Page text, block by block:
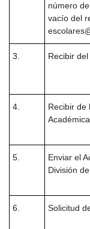
número
vacío del
3. Recibir
4.
Recibir de
5.
Enviar el
División
6. Solicitud